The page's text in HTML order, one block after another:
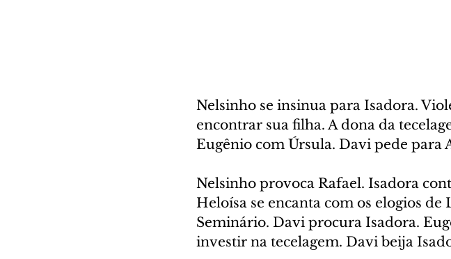
Nelsinho se insinua para Isadora.
encontrar sua filha. A dona da
Eugênio com Úrsula. Davi pede
Nelsinho provoca Rafael. Isadora
Heloísa se encanta com os elogios
Seminário. Davi procura Isadora.
investir na tecelagem. Davi beija